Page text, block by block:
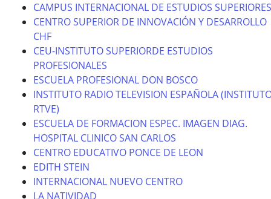
CAMPUS INTERNACIONAL DE ESTUDIOS SUPERIORES
CENTRO SUPERIOR DE INNOVACIÓN Y DESARROLLO
CHF
CEU-INSTITUTO SUPERIORDE ESTUDIOS
PROFESIONALES
ESCUELA PROFESIONAL DON BOSCO
INSTITUTO RADIO TELEVISION ESPAÑOLA
RTVE)
ESCUELA DE FORMACION ESPEC. IMAGEN DIAG.
HOSPITAL CLINICO SAN CARLOS
CENTRO EDUCATIVO PONCE DE LEON
EDITH STEIN
INTERNACIONAL NUEVO CENTRO
LA NATIVIDAD